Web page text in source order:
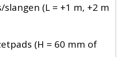
(L = +1 m, +2 m
(H = 60 mm of